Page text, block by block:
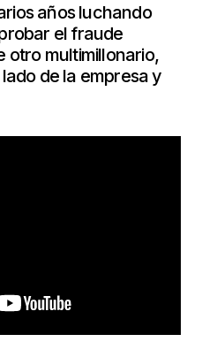
años luchando
el fraude
otro multimillonario,
de la empresa y